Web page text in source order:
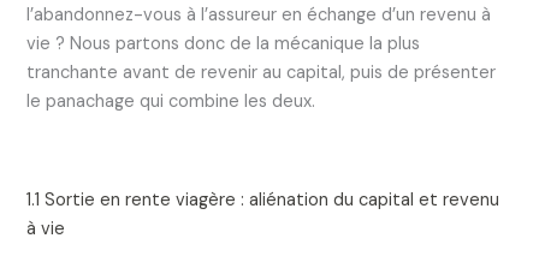
l’abandonnez-vous à l’assureur en échange d’un revenu à
vie ? Nous partons donc de la mécanique la plus
tranchante avant de revenir au capital, puis de présenter
le panachage qui combine les deux.
1.1 Sortie en rente viagère : aliénation du capital et revenu
à vie